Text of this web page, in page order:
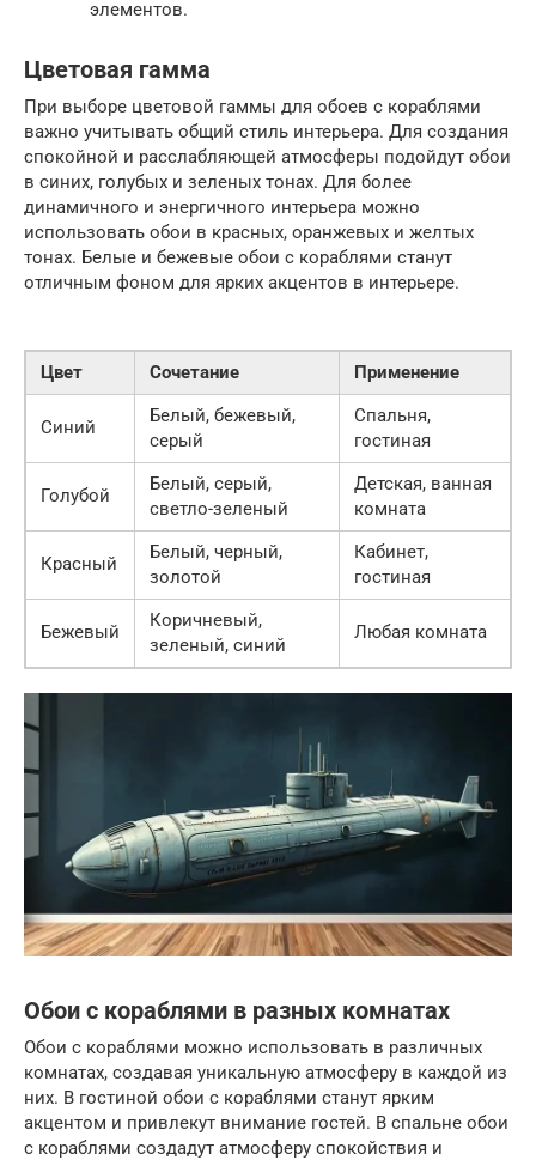
элементов.
Цветовая гамма
При выборе цветовой гаммы для обоев с кораблями
важно учитывать общий стиль интерьера. Для создания
спокойной и расслабляющей атмосферы подойдут обои
в синих, голубых и зеленых тонах. Для более
динамичного и энергичного интерьера можно
использовать обои в красных, оранжевых и желтых
тонах. Белые и бежевые обои с кораблями станут
отличным фоном для ярких акцентов в интерьере.
Цвет Сочетание Применение
Синий
Белый, бежевый,
серый
Спальня,
гостиная
Голубой
Белый, серый,
светло-зеленый
Детская, ванная
комната
Красный
Белый, черный,
золотой
Кабинет,
гостиная
Бежевый
Коричневый,
зеленый, синий
Любая комната
Обои с кораблями в разных комнатах
Обои с кораблями можно использовать в различных
комнатах, создавая уникальную атмосферу в каждой из
них. В гостиной обои с кораблями станут ярким
акцентом и привлекут внимание гостей. В спальне обои
с кораблями создадут атмосферу спокойствия и